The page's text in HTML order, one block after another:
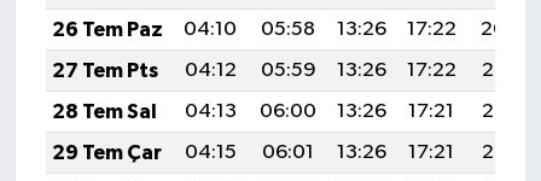
26 Tem Paz
04:10 05:58 13:26 17:22
20:44
27 Tem Pts
04:12 05:59 13:26 17:22
20:43
28 Tem Sal
04:13 06:00 13:26 17:21
20:43
29 Tem Çar
04:15 06:01 13:26 17:21
20:42
SEÇİM 2014
KİM KİMDİR
ÇEK GÖNDER